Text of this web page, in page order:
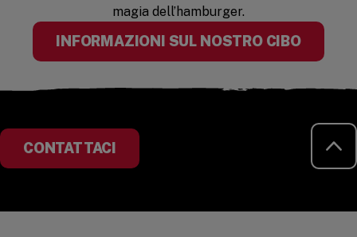
magia dell’hamburger.
INFORMAZIONI SUL NOSTRO CIBO
CONTATTACI